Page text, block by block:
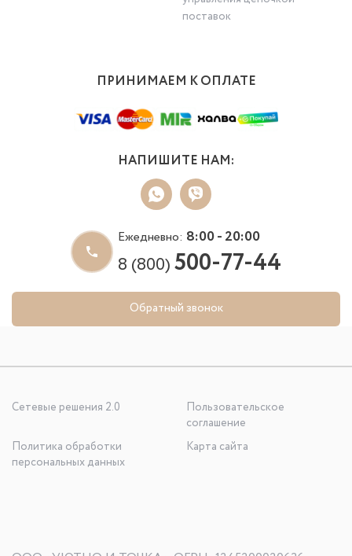
поставок
ПРИНИМАЕМ К ОПЛАТЕ
НАПИШИТЕ НАМ:
Ежедневно: 8:00 - 20:00
8 (800)500-77-44
Обратный звонок
Сетевые решения 2.0
Пользовательское
соглашение
Политика обработки
персональных данных
Карта сайта